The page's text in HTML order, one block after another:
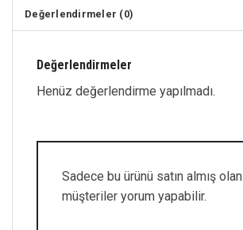
Değerlendirmeler (0)
Değerlendirmeler
Henüz değerlendirme yapılmadı.
Sadece bu ürünü satın almış olan
müşteriler yorum yapabilir.